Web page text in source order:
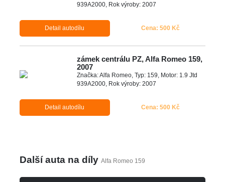
939A2000, Rok výroby: 2007
Detail autodílu Cena: 500 Kč
zámek centrálu PZ, Alfa Romeo 159,
2007
Značka: Alfa Romeo, Typ: 159, Motor: 1.9 Jtd
939A2000, Rok výroby: 2007
Detail autodílu Cena: 500 Kč
Další auta na díly Alfa Romeo 159